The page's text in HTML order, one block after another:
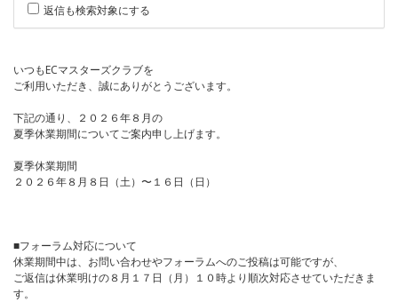
返信も検索対象にする
いつもECマスターズクラブを
ご利用いただき、誠にありがとうございます。
下記の通り、２０２６年８月の
夏季休業期間についてご案内申し上げます。
夏季休業期間
２０２６年８月８日（土）〜１６日（日）
■フォーラム対応について
休業期間中は、お問い合わせやフォーラムへのご投稿は可能ですが、
ご返信は休業明けの８月１７日（月）１０時より順次対応させていただきま
す。